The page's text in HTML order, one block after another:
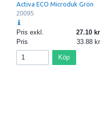
Activa ECO Microduk Grön
20095
Pris exkl.
27.10
Pris
33.88
Köp